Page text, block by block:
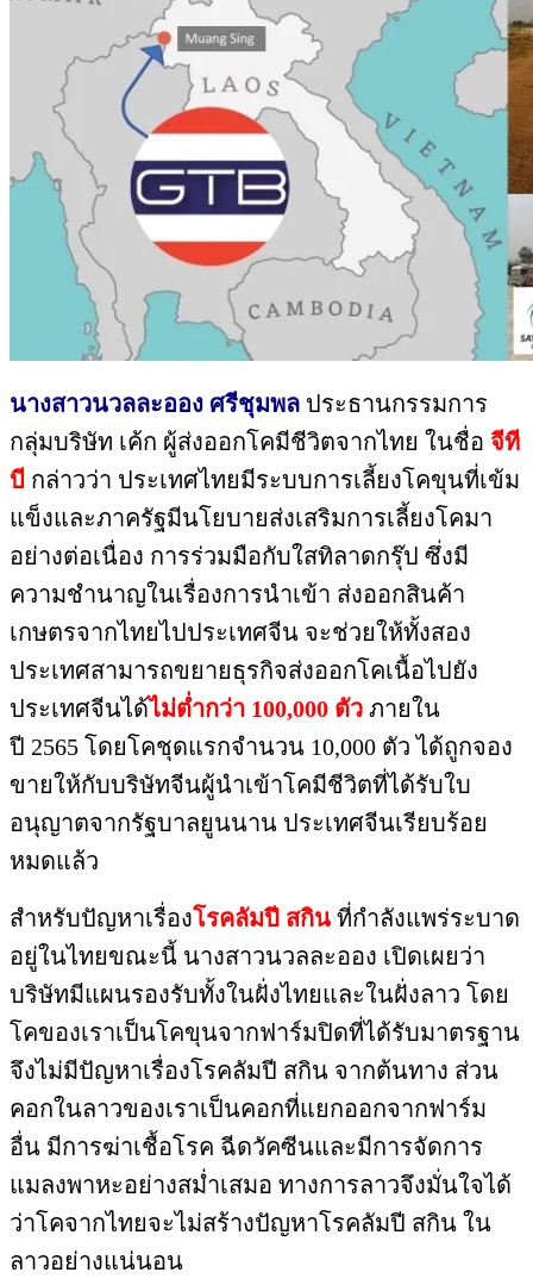
นางสาวนวลละออง ศรีชุมพล ประธานกรรมการ
กลุ่มบริษัท เค้ก ผู้ส่งออกโคมีชีวิตจากไทย ในชื่อ จีที
บี กล่าวว่า ประเทศไทยมีระบบการเลี้ยงโคขุนที่เข้ม
แข็งและภาครัฐมีนโยบายส่งเสริมการเลี้ยงโคมา
อย่างต่อเนื่อง การร่วมมือกับใสทิลาดกรุ๊ป ซึ่งมี
ความชำนาญในเรื่องการนำเข้า ส่งออกสินค้า
เกษตรจากไทยไปประเทศจีน จะช่วยให้ทั้งสอง
ประเทศสามารถขยายธุรกิจส่งออกโคเนื้อไปยัง
ประเทศจีนได้ไม่ต่ำกว่า 100,000 ตัว ภายใน
ปี 2565 โดยโคชุดแรกจำนวน 10,000 ตัว ได้ถูกจอง
ขายให้กับบริษัทจีนผู้นำเข้าโคมีชีวิตที่ได้รับใบ
อนุญาตจากรัฐบาลยูนนาน ประเทศจีนเรียบร้อย
หมดแล้ว
สำหรับปัญหาเรื่องโรคลัมปี สกิน ที่กำลังแพร่ระบาด
อยู่ในไทยขณะนี้ นางสาวนวลละออง เปิดเผยว่า
บริษัทมีแผนรองรับทั้งในฝั่งไทยและในฝั่งลาว โดย
โคของเราเป็นโคขุนจากฟาร์มปิดที่ได้รับมาตรฐาน
จึงไม่มีปัญหาเรื่องโรคลัมปี สกิน จากต้นทาง ส่วน
คอกในลาวของเราเป็นคอกที่แยกออกจากฟาร์ม
อื่น มีการฆ่าเชื้อโรค ฉีดวัคซีนและมีการจัดการ
แมลงพาหะอย่างสม่ำเสมอ ทางการลาวจึงมั่นใจได้
ว่าโคจากไทยจะไม่สร้างปัญหาโรคลัมปี สกิน ใน
ลาวอย่างแน่นอน